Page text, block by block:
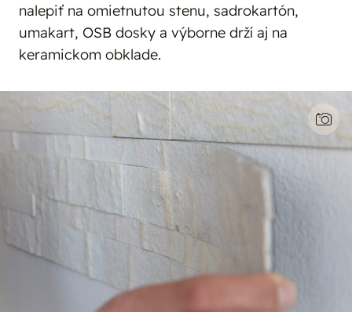
nalepiť na omietnutou stenu, sadrokartón,
umakart, OSB dosky a výborne drží aj na
keramickom obklade.